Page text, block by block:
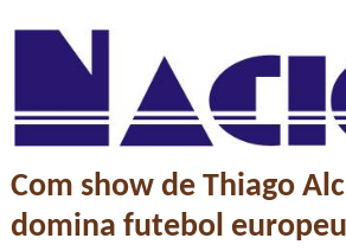
Com show de Thiago
domina futebol europeu